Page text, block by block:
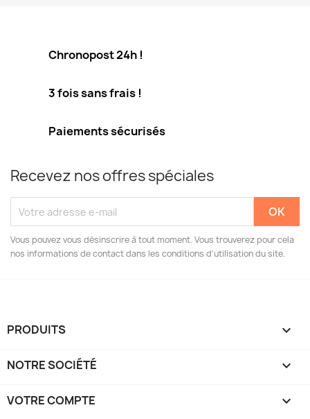
Chronopost 24h !
3 fois sans frais !
Paiements sécurisés
Recevez nos offres spéciales
Vous pouvez vous désinscrire à tout moment. Vous trouverez pour cela
nos informations de contact dans les conditions d'utilisation du site.
PRODUITS 
NOTRE SOCIÉTÉ 
VOTRE COMPTE 